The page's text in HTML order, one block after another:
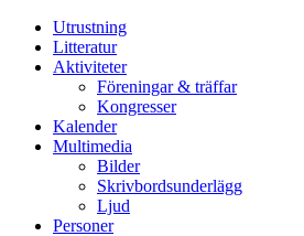
Utrustning
Litteratur
Aktiviteter
Föreningar & träffar
Kongresser
Kalender
Multimedia
Bilder
Skrivbordsunderlägg
Ljud
Personer